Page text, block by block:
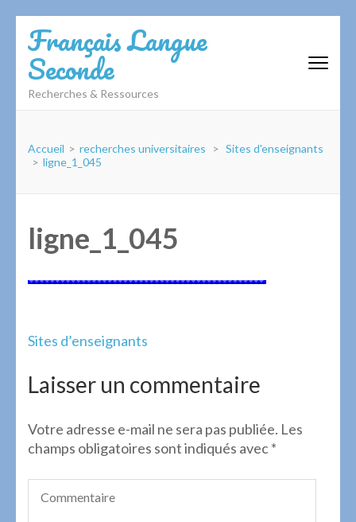
au
contenu
(Pressez
Entrée)
Français Langue
Seconde
Recherches & Ressources
Accueil > recherches universitaires > Sites d'enseignants
> ligne_1_045
ligne_1_045
Navigation
l’article
Sites d’enseignants
Laisser un commentaire
Votre adresse e-mail ne sera pas publiée. Les
champs obligatoires sont indiqués avec*